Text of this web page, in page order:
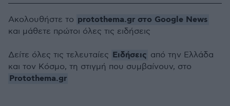
Ακολουθήστε το protothema.gr στο Google News
και μάθετε πρώτοι όλες τις ειδήσεις
Δείτε όλες τις τελευταίες Ειδήσεις από την Ελλάδα
και τον Κόσμο, τη στιγμή που συμβαίνουν, στο
Protothema.gr